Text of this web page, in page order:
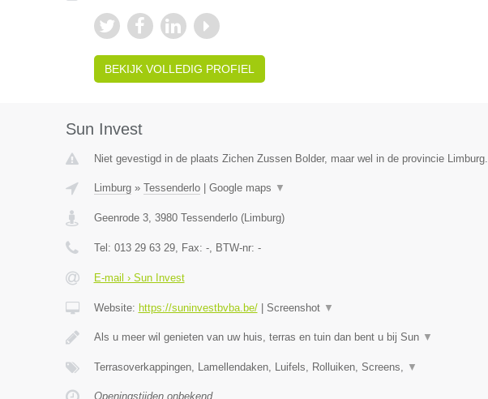
BEKIJK VOLLEDIG PROFIEL
Sun Invest
Niet gevestigd in de plaats Zichen Zussen Bolder, maar wel in de provincie Limburg.
Limburg» Tessenderlo| Google maps ▼
Geenrode 3, 3980 Tessenderlo(Limburg)
Tel: 013 29 63 29, Fax: -, BTW-nr: -
E-mail › Sun Invest
Website: https://suninvestbvba.be/| Screenshot ▼
Als u meer wil genieten van uw huis, terras en tuin dan bent u bij Sun ▼
Terrasoverkappingen, Lamellendaken, Luifels, Rolluiken, Screens, ▼
Openingstijden onbekend